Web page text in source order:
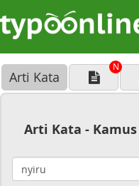
Arti Kata
N
Arti Kata -